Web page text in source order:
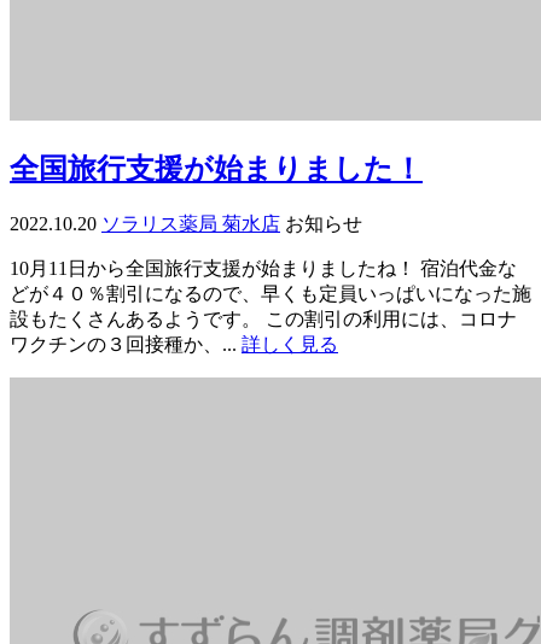
全国旅行支援が始まりました！
2022.10.20 ソラリス薬局 菊水店 お知らせ
10月11日から全国旅行支援が始まりましたね！ 宿泊代金な
どが４０％割引になるので、早くも定員いっぱいになった施
設もたくさんあるようです。 この割引の利用には、コロナ
ワクチンの３回接種か、... 詳しく見る